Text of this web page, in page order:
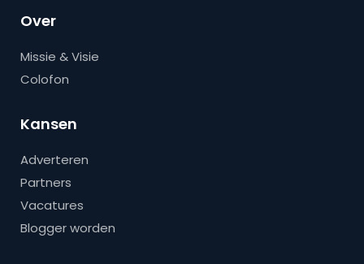
Over
Missie & Visie
Colofon
Kansen
Adverteren
Partners
Vacatures
Blogger worden